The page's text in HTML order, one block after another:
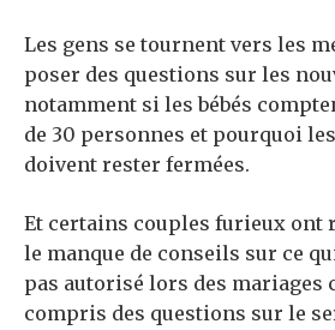
Les gens se tournent vers les
poser des questions sur les
notamment si les bébés
de 30 personnes et pourquoi
doivent rester fermées.
Et certains couples furieux ont
le manque de conseils sur ce
pas autorisé lors des mariages
compris des questions sur le